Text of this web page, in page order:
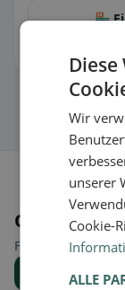
🏪
Damit kannst du
Orte in der
Finde den
Wir
unserer
Cookie-
ALLE